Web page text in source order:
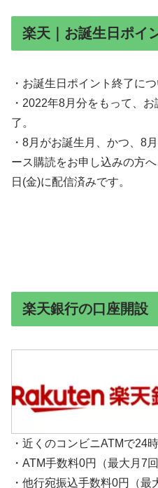
楽天｜お誕生日ポイ
・お誕生日ポイント終了に
・2022年8月分をもって、
了。
・8月がお誕生月、かつ、8
ース購読をお申し込みの方
日(金)に配信済みです。
楽天銀行の口座開設
・近くのコンビニATMで24
・ATM手数料0円（最大月7回
・他行宛振込手数料0円（最